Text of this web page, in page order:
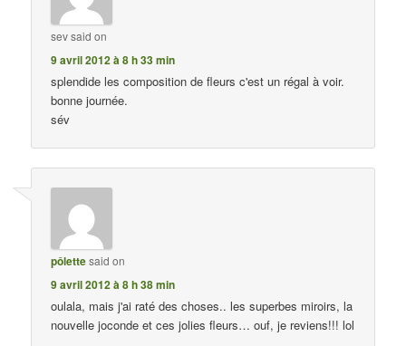
sevsaid on
9 avril 2012 à 8 h 33 min
splendide les composition de fleurs c'est un régal à voir.
bonne journée.
sév
pôlettesaid on
9 avril 2012 à 8 h 38 min
oulala, mais j'ai raté des choses.. les superbes miroirs, la
nouvelle joconde et ces jolies fleurs… ouf, je reviens!!! lol